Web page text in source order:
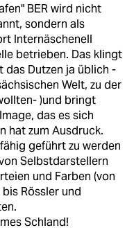
BER wird nicht
sondern als
Internäschenell
betrieben. Das klingt
das Dutzen ja üblich -
Welt, zu der
)und bringt
das es sich
hat zum Ausdruck.
geführt zu werden
Selbstdarstellern
und Farben (von
Rössler und
Schland!